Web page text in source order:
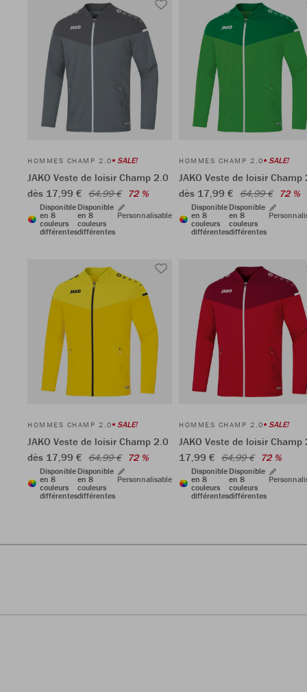
HOMMES CHAMP 2.0 SALE!
JAKO Veste de loisir Champ 2.0
dès 17,99 € 64,99 € 72 %
Disponible
en 8
couleurs
différentes
Disponible
en 8
couleurs
différentes
Personnalisable
HOMMES CHAMP 2.0 SALE!
JAKO Veste de loisir Champ
dès 17,99 € 64,99 € 72 %
Disponible
en 8
couleurs
différentes
Disponible
en 8
couleurs
différentes
HOMMES CHAMP 2.0 SALE!
JAKO Veste de loisir Champ 2.0
dès 17,99 € 64,99 € 72 %
Disponible
en 8
couleurs
différentes
Disponible
en 8
couleurs
différentes
Personnalisable
HOMMES CHAMP 2.0 SALE!
JAKO Veste de loisir Champ
17,99 € 64,99 € 72 %
Disponible
en 8
couleurs
différentes
Disponible
en 8
couleurs
différentes